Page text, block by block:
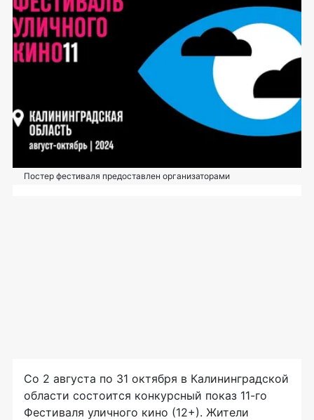
Постер фестиваля предоставлен организаторами
Со 2 августа по 31 октября в Калининградской
области состоится конкурсный показ 11-го
Фестиваля уличного кино (12+). Жители